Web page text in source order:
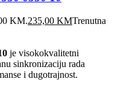
KM.235,00 KMTrenutna
je visokokvalitetni
sinkronizaciju rada
i dugotrajnost.